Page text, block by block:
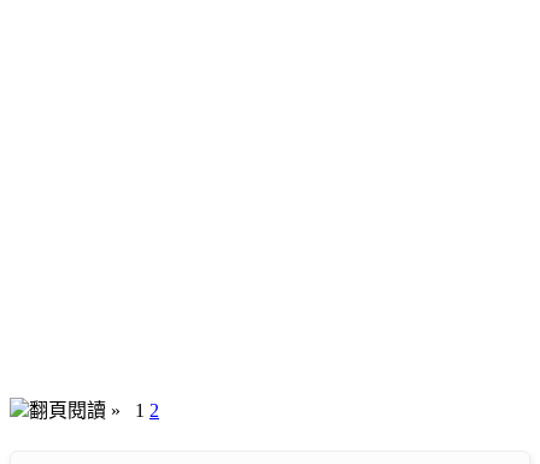
翻頁閱讀 » 1 2